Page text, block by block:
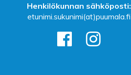
Henkilökunnan sähköposti:
etunimi.sukunimi(at)puumala.fi